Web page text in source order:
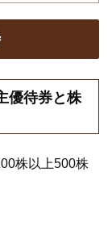
優待券と株
株以上500株